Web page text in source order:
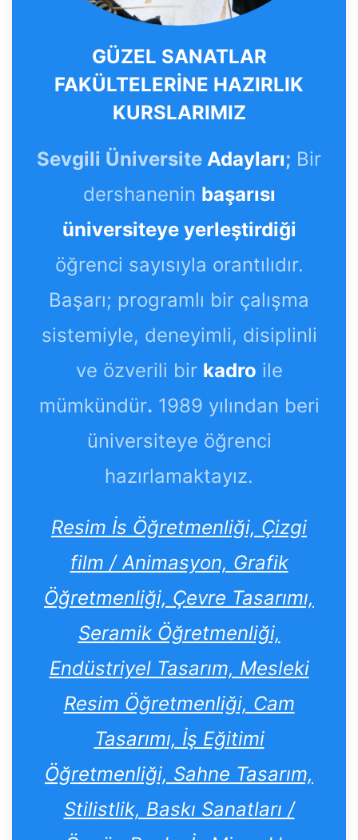
GÜZEL SANATLAR
FAKÜLTELERİNE HAZIRLIK
KURSLARIMIZ
Sevgili Üniversite Adayları; Bir
dershanenin başarısı
üniversiteye yerleştirdiği
öğrenci sayısıyla orantılıdır.
Başarı; programlı bir çalışma
sistemiyle, deneyimli, disiplinli
ve özverili bir kadro ile
mümkündür. 1989 yılından beri
üniversiteye öğrenci
hazırlamaktayız.
Resim İs Öğretmenliği, Çizgi
film / Animasyon, Grafik
Öğretmenliği, Çevre Tasarımı,
Seramik Öğretmenliği,
Endüstriyel Tasarım, Mesleki
Resim Öğretmenliği, Cam
Tasarımı, İş Eğitimi
Öğretmenliği, Sahne Tasarım,
Stilistlik, Baskı Sanatları /